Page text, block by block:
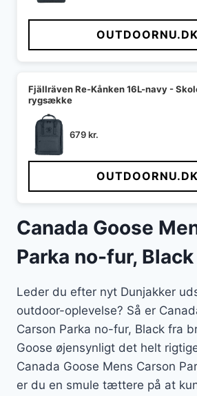
Fjällräven Re-Kånken 16L-navy -
rygsække
679kr.
Canada Goose
Parka no-fur, Black
Leder du efter nyt Dunjakker
outdoor-oplevelse? Så er
Carson Parka no-fur, Black fra
Goose øjensynligt det helt
Canada Goose Mens Carson
er du en smule tættere på at